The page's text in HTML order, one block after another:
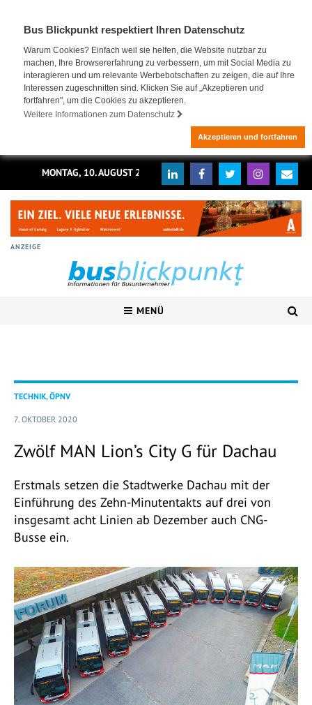
Bus Blickpunkt respektiert Ihren Datenschutz
Warum Cookies? Einfach weil sie helfen, die Website nutzbar zu
machen, Ihre Browsererfahrung zu verbessern, um mit Social Media zu
interagieren und um relevante Werbebotschaften zu zeigen, die auf Ihre
Interessen zugeschnitten sind. Klicken Sie auf „Akzeptieren und
fortfahren", um die Cookies zu akzeptieren.
Weitere Informationen zum Datenschutz
Akzeptieren und fortfahren
MONTAG, 10. AUGUST 2026
ANZEIGE
MENÜ
TECHNIK, ÖPNV
7. OKTOBER 2020
Zwölf MAN Lion’s City G für Dachau
Erstmals setzen die Stadtwerke Dachau mit der
Einführung des Zehn-Minutentakts auf drei von
insgesamt acht Linien ab Dezember auch CNG-
Busse ein.